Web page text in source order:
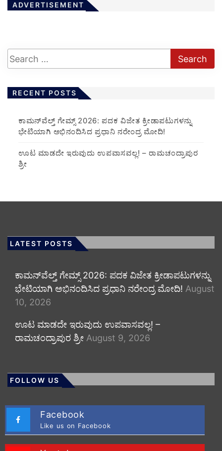
ADVERTISEMENT
RECENT POSTS
ಕಾಮನ್‌ವೆಲ್ತ್ ಗೇಮ್ಸ್ 2026: ಪದಕ ವಿಜೇತ ಕ್ರೀಡಾಪಟುಗಳನ್ನು
ಭೇಟಿಯಾಗಿ ಅಭಿನಂದಿಸಿದ ಪ್ರಧಾನಿ ನರೇಂದ್ರ ಮೋದಿ!
ಊಟ ಮಾಡದೇ ಇರುವುದು ಉಪವಾಸವಲ್ಲ! – ರಾಮಚಂದ್ರಾಪುರ
ಶ್ರೀ
LATEST POSTS
ಕಾಮನ್‌ವೆಲ್ತ್ ಗೇಮ್ಸ್ 2026: ಪದಕ ವಿಜೇತ ಕ್ರೀಡಾಪಟುಗಳನ್ನು
ಭೇಟಿಯಾಗಿ ಅಭಿನಂದಿಸಿದ ಪ್ರಧಾನಿ ನರೇಂದ್ರ ಮೋದಿ! August
10, 2026
ಊಟ ಮಾಡದೇ ಇರುವುದು ಉಪವಾಸವಲ್ಲ! –
ರಾಮಚಂದ್ರಾಪುರ ಶ್ರೀ August 9, 2026
FOLLOW US
Facebook
Like us on Facebook